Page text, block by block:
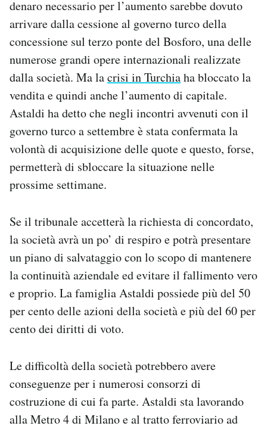
denaro necessario per l’aumento sarebbe dovuto
arrivare dalla cessione al governo turco della
concessione sul terzo ponte del Bosforo, una delle
numerose grandi opere internazionali realizzate
dalla società. Ma lacrisi in Turchiaha bloccato la
vendita e quindi anche l’aumento di capitale.
Astaldi ha detto che negli incontri avvenuti con il
governo turco a settembre è stata confermata la
volontà di acquisizione delle quote e questo, forse,
permetterà di sbloccare la situazione nelle
prossime settimane.
Se il tribunale accetterà la richiesta di concordato,
la società avrà un po’ di respiro e potrà presentare
un piano di salvataggio con lo scopo di mantenere
la continuità aziendale ed evitare il fallimento vero
e proprio. La famiglia Astaldi possiede più del 50
per cento delle azioni della società e più del 60 per
cento dei diritti di voto.
Le difficoltà della società potrebbero avere
conseguenze per i numerosi consorzi di
costruzione di cui fa parte. Astaldi sta lavorando
alla Metro 4 di Milano e al tratto ferroviario ad